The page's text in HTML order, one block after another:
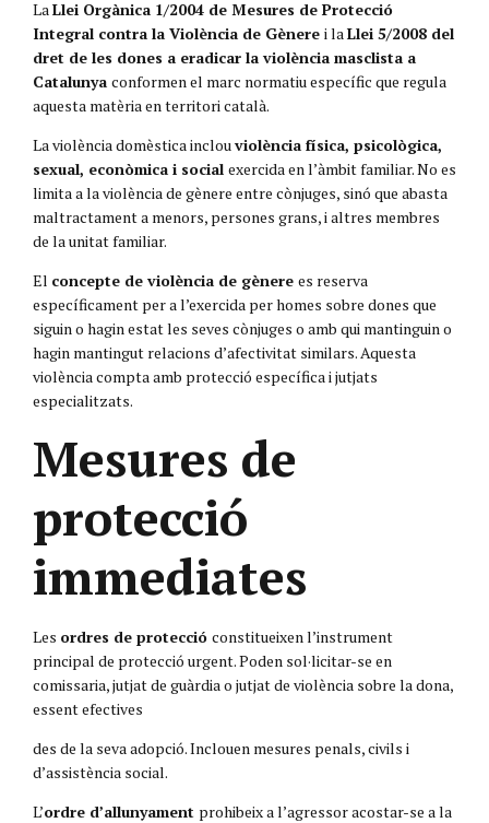
La Llei Orgànica 1/2004 de Mesures de Protecció
Integral contra la Violència de Gènere i la Llei 5/2008 del
dret de les dones a eradicar la violència masclista a
Catalunya conformen el marc normatiu específic que regula
aquesta matèria en territori català.
La violència domèstica inclou violència física, psicològica,
sexual, econòmica i social exercida en l’àmbit familiar. No es
limita a la violència de gènere entre cònjuges, sinó que abasta
maltractament a menors, persones grans, i altres membres
de la unitat familiar.
El concepte de violència de gènere es reserva
específicament per a l’exercida per homes sobre dones que
siguin o hagin estat les seves cònjuges o amb qui mantinguin o
hagin mantingut relacions d’afectivitat similars. Aquesta
violència compta amb protecció específica i jutjats
especialitzats.
Mesures de
protecció
immediates
Les ordres de protecció constitueixen l’instrument
principal de protecció urgent. Poden sol·licitar-se en
comissaria, jutjat de guàrdia o jutjat de violència sobre la dona,
essent efectives
des de la seva adopció. Inclouen mesures penals, civils i
d’assistència social.
L’ordre d’allunyament prohibeix a l’agressor acostar-se a la